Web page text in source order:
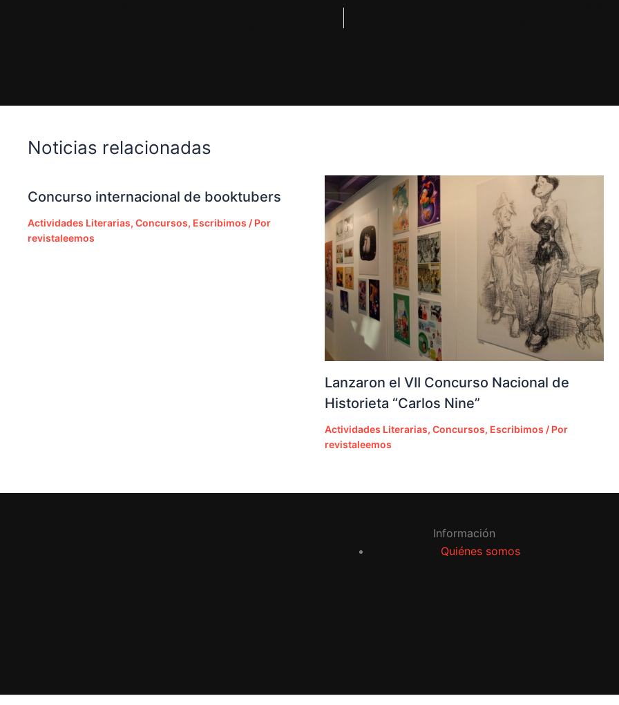
Noticias relacionadas
Concurso internacional de booktubers
Actividades Literarias, Concursos, Escribimos / Por
revistaleemos
Lanzaron el VII Concurso Nacional de
Historieta “Carlos Nine”
Actividades Literarias, Concursos, Escribimos / Por
revistaleemos
Información
Quiénes somos